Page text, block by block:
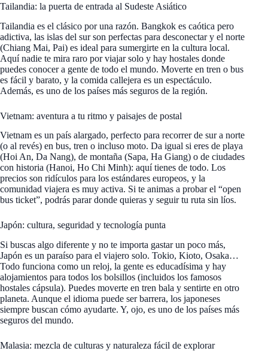
Tailandia: la puerta de entrada al Sudeste Asiático
Tailandia es el clásico por una razón. Bangkok es caótica pero
adictiva, las islas del sur son perfectas para desconectar y el norte
(Chiang Mai, Pai) es ideal para sumergirte en la cultura local.
Aquí nadie te mira raro por viajar solo y hay hostales donde
puedes conocer a gente de todo el mundo. Moverte en tren o bus
es fácil y barato, y la comida callejera es un espectáculo.
Además, es uno de los países más seguros de la región.
Vietnam: aventura a tu ritmo y paisajes de postal
Vietnam es un país alargado, perfecto para recorrer de sur a norte
(o al revés) en bus, tren o incluso moto. Da igual si eres de playa
(Hoi An, Da Nang), de montaña (Sapa, Ha Giang) o de ciudades
con historia (Hanoi, Ho Chi Minh): aquí tienes de todo. Los
precios son ridículos para los estándares europeos, y la
comunidad viajera es muy activa. Si te animas a probar el “open
bus ticket”, podrás parar donde quieras y seguir tu ruta sin líos.
Japón: cultura, seguridad y tecnología punta
Si buscas algo diferente y no te importa gastar un poco más,
Japón es un paraíso para el viajero solo. Tokio, Kioto, Osaka…
Todo funciona como un reloj, la gente es educadísima y hay
alojamientos para todos los bolsillos (incluidos los famosos
hostales cápsula). Puedes moverte en tren bala y sentirte en otro
planeta. Aunque el idioma puede ser barrera, los japoneses
siempre buscan cómo ayudarte. Y, ojo, es uno de los países más
seguros del mundo.
Malasia: mezcla de culturas y naturaleza fácil de explorar